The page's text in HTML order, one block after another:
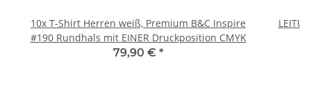
10x T-Shirt Herren weiß, Premium B&C Inspire
#190 Rundhals mit EINER Druckposition CMYK
79,90 € *